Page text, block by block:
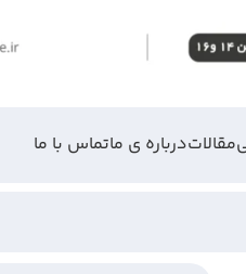
مقالاتدرباره ی ماتماس با ما